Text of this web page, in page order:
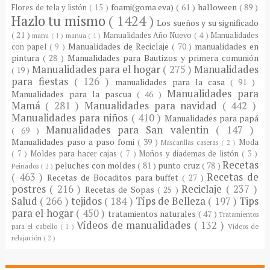
Flores de tela y listón ( 15 ) foami(goma eva)( 61 ) halloween ( 89 )
Hazlo tu mismo ( 1424 )Los sueños y su significado
( 21 )manu ( 1 ) manua ( 1 ) Manualidades Año Nuevo ( 4 ) Manualidades
con papel ( 9 )Manualidades de Reciclaje ( 70 ) manualidades en
pintura ( 28 ) Manualidades para Bautizos y primera comunión
( 19 ) Manualidades para el hogar ( 275 )Manualidades
para fiestas ( 126 ) manualidades para la casa ( 91 )
Manualidades para la pascua ( 46 )Manualidades para
Mamá ( 281 ) Manualidades para navidad ( 442 )
Manualidades para niños ( 410 ) Manualidades para papá
( 69 )Manualidades para San valentin ( 147 )
Manualidades paso a paso fomi ( 39 )Mascarillas caseras ( 2 ) Moda
( 7 ) Moldes para hacer cajas ( 7 ) Moños y diademas de listón ( 3 )
Peinados ( 2 ) peluches con moldes( 81 ) punto cruz( 78 )Recetas
( 463 )Recetas de Bocaditos para buffet( 27 )Recetas de
postres ( 216 ) Recetas de Sopas( 25 )Reciclaje ( 237 )
Salud ( 266 ) tejidos ( 184 ) Típs de Belleza ( 197 ) Tips
para el hogar ( 450 ) tratamientos naturales ( 47 )Tratamientos
para el cabello ( 1 ) Vídeos de manualidades ( 132 ) Vídeos de
relajación ( 2 )